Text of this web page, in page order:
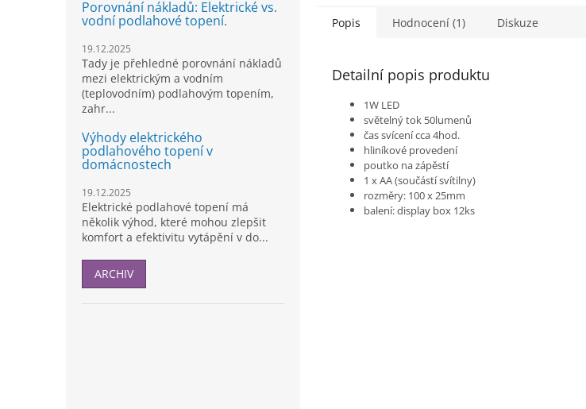
Porovnání nákladů: Elektrické vs.
vodní podlahové topení.
19.12.2025
Tady je přehledné porovnání nákladů
mezi elektrickým a vodním
(teplovodním) podlahovým topením,
zahr...
Výhody elektrického
podlahového topení v
domácnostech
19.12.2025
Elektrické podlahové topení má
několik výhod, které mohou zlepšit
komfort a efektivitu vytápění v do...
ARCHIV
Popis Hodnocení (1) Diskuze
Detailní popis produktu
1W LED
světelný tok 50lumenů
čas svícení cca 4hod.
hliníkové provedení
poutko na zápěstí
1 x AA (součástí svítilny)
rozměry: 100 x 25mm
balení: display box 12ks